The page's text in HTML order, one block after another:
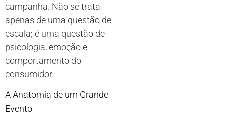
campanha. Não se trata
apenas de uma questão de
escala; é uma questão de
psicologia, emoção e
comportamento do
consumidor.
A Anatomia de um Grande
Evento